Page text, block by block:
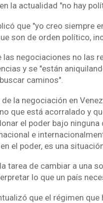
la actualidad "no hay
que "yo creo siempre
son de orden político,
las negociaciones no las
y se "están
caminos".
de la negociación en
que está acorralado y
el poder bajo
e
el poder, es una
tarea de cambiar a una
lo que un país
que el régimen